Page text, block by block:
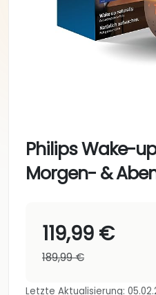
Philips Wake-
Morgen- &
119,99 €
189,99 €
Letzte Aktualisierung: